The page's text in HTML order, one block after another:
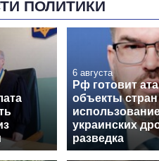
ПОЛИТИКИ
6 августа
Рф готовит
объекты
украинских
разведка